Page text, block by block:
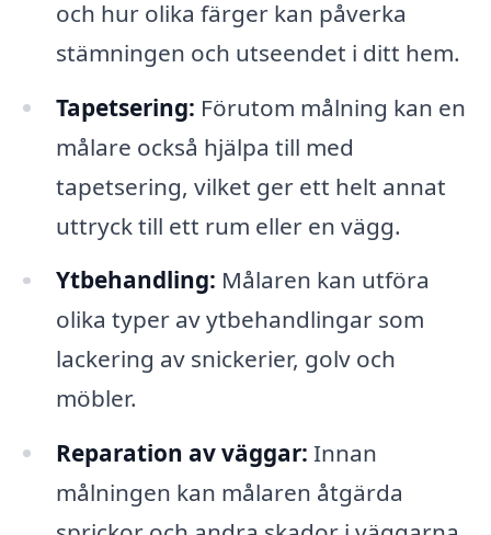
och hur olika färger kan påverka
stämningen och utseendet i ditt hem.
Tapetsering: Förutom målning kan en
målare också hjälpa till med
tapetsering, vilket ger ett helt annat
uttryck till ett rum eller en vägg.
Ytbehandling: Målaren kan utföra
olika typer av ytbehandlingar som
lackering av snickerier, golv och
möbler.
Reparation av väggar: Innan
målningen kan målaren åtgärda